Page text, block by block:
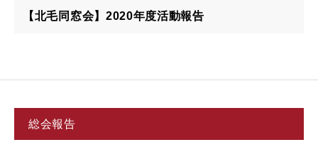
【北毛同窓会】2020年度活動報告
総会報告